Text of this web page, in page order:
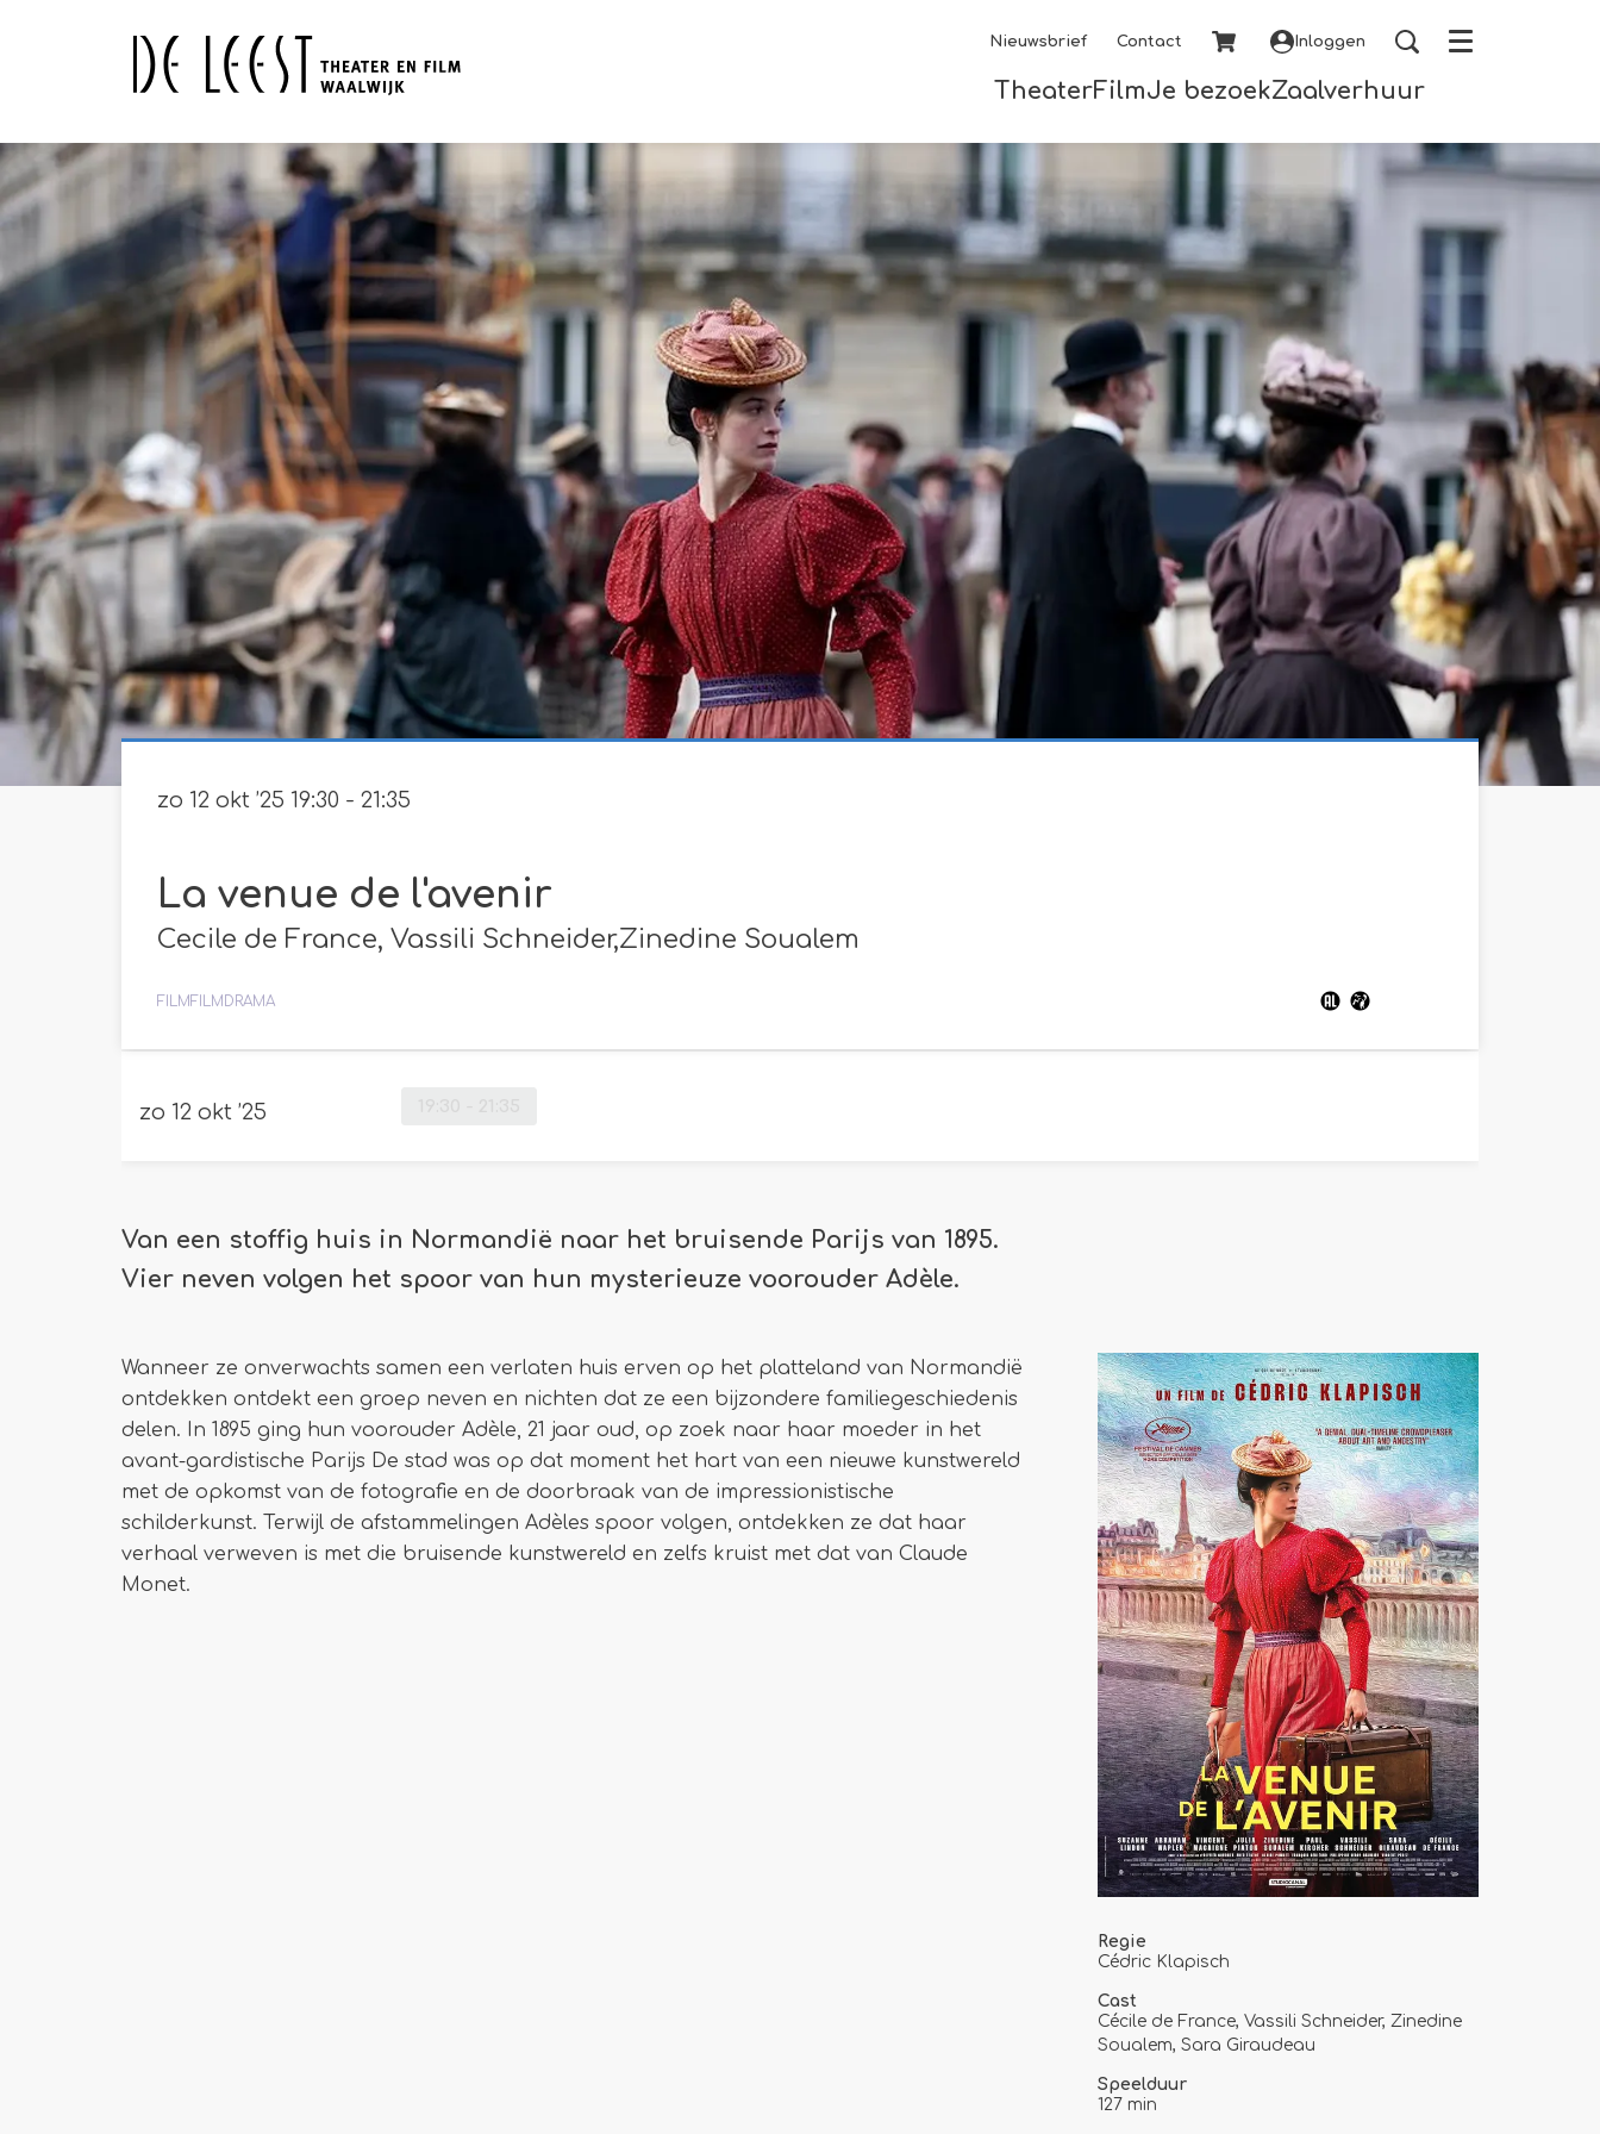
Nieuwsbrief Contact Inloggen
TheaterFilmJe bezoekZaalverhuur
Menu
La venue de l'avenir
Cecile de France, Vassili Schneider,Zinedine Soualem
zo 12 okt ’25 19:30 - 21:35
FILM FILMDRAMA
zo 12 okt ’25
Van een stoffig huis in Normandië naar het bruisende Parijs van 1895.
Vier neven volgen het spoor van hun mysterieuze voorouder Adèle.
Wanneer ze onverwachts samen een verlaten huis erven op het platteland van Normandië
ontdekken ontdekt een groep neven en nichten dat ze een bijzondere familiegeschiedenis
delen. In 1895 ging hun voorouder Adèle, 21 jaar oud, op zoek naar haar moeder in het
avant-gardistische Parijs De stad was op dat moment het hart van een nieuwe kunstwereld
met de opkomst van de fotografie en de doorbraak van de impressionistische
schilderkunst. Terwijl de afstammelingen Adèles spoor volgen, ontdekken ze dat haar
verhaal verweven is met die bruisende kunstwereld en zelfs kruist met dat van Claude
Monet.
Regie
Cédric Klapisch
Cast
Cécile de France, Vassili Schneider, Zinedine
Soualem, Sara Giraudeau
Speelduur
127 min